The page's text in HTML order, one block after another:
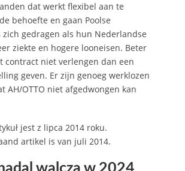
dat werkt flexibel aan te
behoefte en gaan Poolse
gedragen als hun Nederlandse
ziekte en hogere looneisen. Beter
contract niet verlengen dan een
geven. Er zijn genoeg werklozen
AH/OTTO niet afgedwongen kan
jest z lipca 2014 roku.
artikel is van juli 2014.